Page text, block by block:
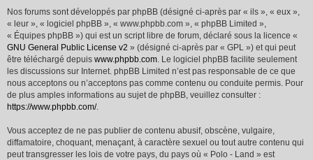
Nos forums sont développés par phpBB (désigné ci-après par « ils », « eux »,
« leur », « logiciel phpBB », « www.phpbb.com », « phpBB Limited »,
« Équipes phpBB ») qui est un script libre de forum, déclaré sous la licence «
GNU General Public License v2 » (désigné ci-après par « GPL ») et qui peut
être téléchargé depuis www.phpbb.com. Le logiciel phpBB facilite seulement
les discussions sur Internet. phpBB Limited n’est pas responsable de ce que
nous acceptons ou n’acceptons pas comme contenu ou conduite permis. Pour
de plus amples informations au sujet de phpBB, veuillez consulter :
https://www.phpbb.com/.
Vous acceptez de ne pas publier de contenu abusif, obscène, vulgaire,
diffamatoire, choquant, menaçant, à caractère sexuel ou tout autre contenu qui
peut transgresser les lois de votre pays, du pays où « Polo - Land » est